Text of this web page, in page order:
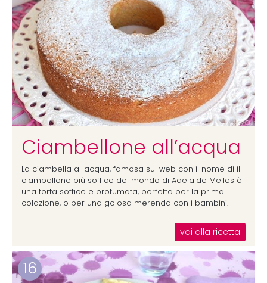
Ciambellone all’acqua
La ciambella all'acqua, famosa sul web con il nome di il
ciambellone più soffice del mondo di Adelaide Melles è
una torta soffice e profumata, perfetta per la prima
colazione, o per una golosa merenda con i bambini.
vai alla ricetta
16